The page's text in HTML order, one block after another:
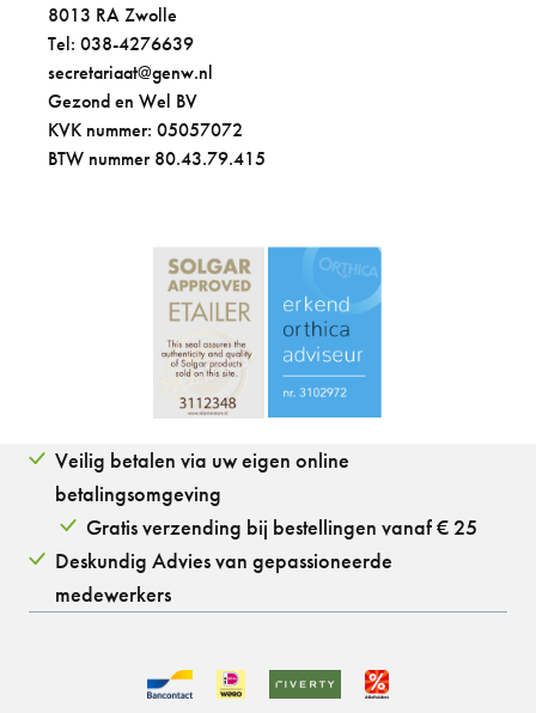
8013 RA Zwolle
Tel: 038-4276639
secretariaat@genw.nl
Gezond en Wel BV
KVK nummer: 05057072
BTW nummer 80.43.79.415
Veilig betalen via uw eigen online
betalingsomgeving
Gratis verzending bij bestellingen vanaf € 25
Deskundig Advies van gepassioneerde
medewerkers